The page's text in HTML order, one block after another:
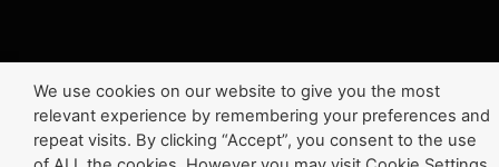
We use cookies on our website to give you the most
relevant experience by remembering your preferences and
repeat visits. By clicking “Accept”, you consent to the use